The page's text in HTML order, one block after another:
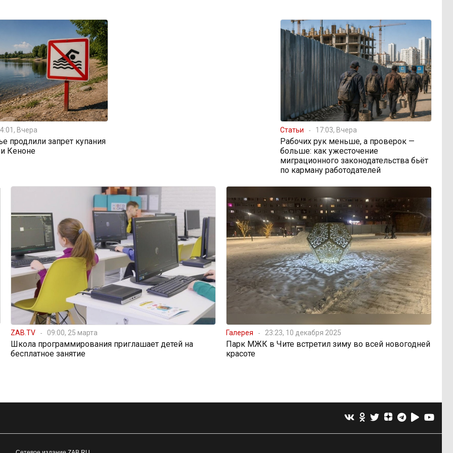
Вчера
продлили запрет купания
Кеноне
Статьи 17:03, Вчера
Рабочих рук меньше, а проверок —
больше: как ужесточение
миграционного законодательства бьёт
по карману работодателей
ZAB.TV 09:00, 25 марта
Школа программирования приглашает детей на
бесплатное занятие
Галерея 23:23, 10 декабря 2025
Парк МЖК в Чите встретил зиму во всей новогодней
красоте